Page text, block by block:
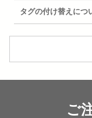
タグの付け替えにつ
ご